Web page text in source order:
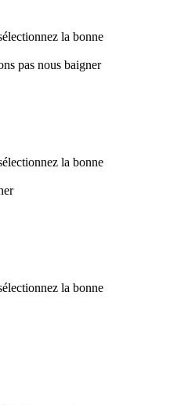
la bonne
pas nous baigner
la bonne
la bonne